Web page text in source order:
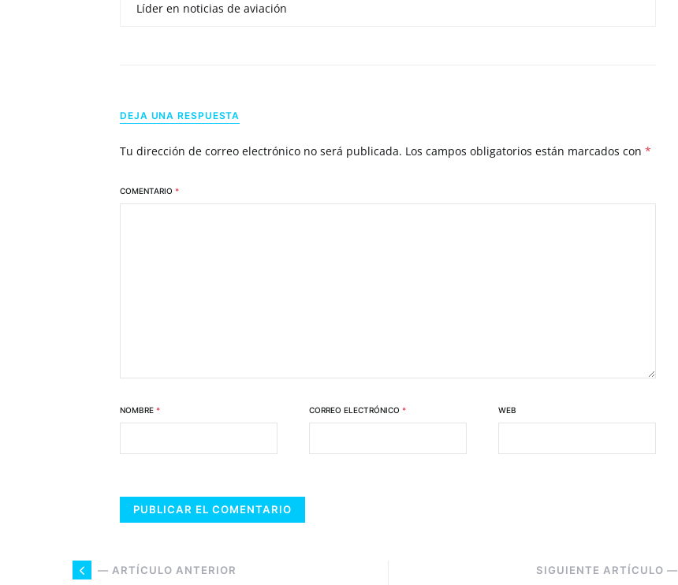
Líder en noticias de aviación
DEJA UNA RESPUESTA
Tu dirección de correo electrónico no será publicada. Los campos obligatorios están marcados con *
COMENTARIO *
NOMBRE * CORREO ELECTRÓNICO * WEB
— ARTÍCULO ANTERIOR SIGUIENTE ARTÍCULO —